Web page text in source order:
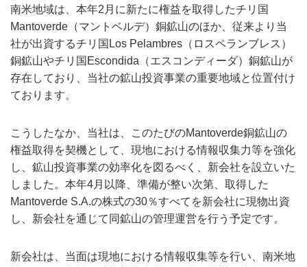
南米地域は、本年2月に新たに権益を取得したチリ国
Mantoverde（マントベルデ）銅鉱山のほか、従来より当
社が出資するチリ国Los Pelambres（ロスペランブレス）
銅鉱山やチリ国Escondida（エスコンディーダ）銅鉱山が
存在しており、当社の鉱山投資事業の重要地域と位置付け
ております。
こうしたなか、当社は、このたびのMantoverde銅鉱山の
権益取得を契機として、現地における情報収集力等を強化
し、鉱山投資事業の効率化を図るべく、新会社を設立いた
しました。本年4月以降、準備が整い次第、取得した
Mantoverde S.A.の株式の30％すべてを新会社に現物出資
し、新会社を通じて同鉱山の管理運営を行う予定です。
新会社は、当面は現地における情報収集等を行い、南米地